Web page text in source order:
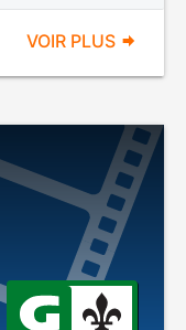
VOIR PLUS